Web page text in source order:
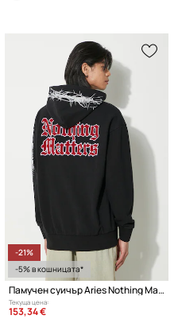
-21%
-5% в кошницата*
Памучен суичър Aries Nothing Matters Embroidered
Текуща цена:
153,34 €